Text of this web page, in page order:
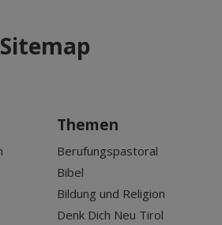
Sitemap
Themen
Berufungspastoral
Bibel
Bildung und Religion
Denk Dich Neu Tirol